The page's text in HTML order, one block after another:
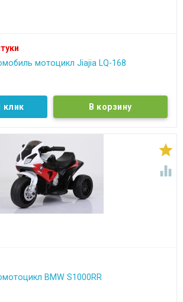
мотоцикл Jiajia LQ-168
клик


BMW S1000RR